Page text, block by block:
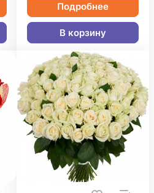
Подробнее
В корзину